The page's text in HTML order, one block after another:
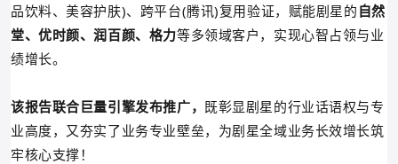
品饮料、美容护肤)、跨平台(腾讯)复用验证，赋能剧星的 自然
堂、优时颜、润百颜、格力等多领域客户，实现心智占领与业
绩增长。
该报告联合巨量引擎发布推广， 既彰显剧星的行业话语权与专
业高度，又夯实了业务专业壁垒，为剧星全域业务长效增长筑
牢核心支撑！